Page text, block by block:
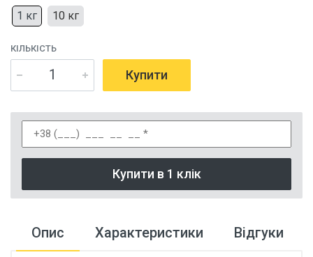
1 кг 10 кг
КІЛЬКІСТЬ
Купити
Купити в 1 клік
Опис Характеристики Відгуки